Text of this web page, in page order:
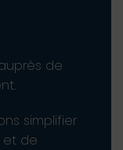
de
simplifier
et de